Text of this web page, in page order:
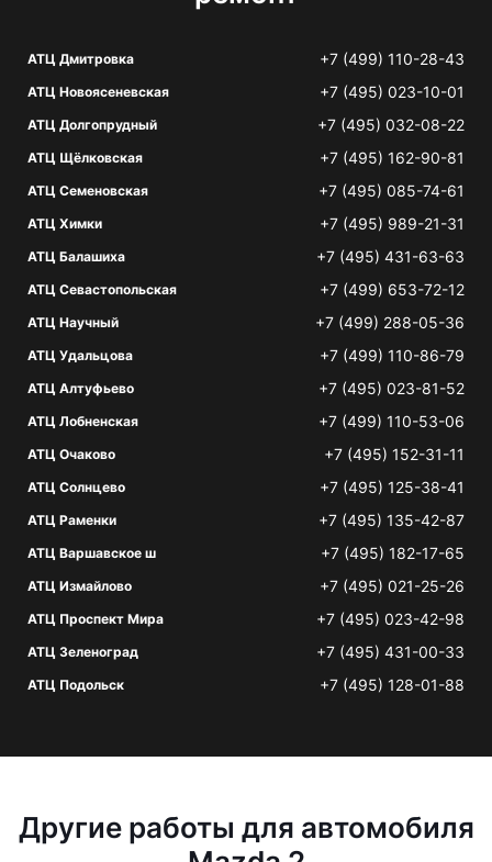
АТЦ Дмитровка +7 (499) 110-28-43
АТЦ Новоясеневская +7 (495) 023-10-01
АТЦ Долгопрудный +7 (495) 032-08-22
АТЦ Щёлковская +7 (495) 162-90-81
АТЦ Семеновская +7 (495) 085-74-61
АТЦ Химки +7 (495) 989-21-31
АТЦ Балашиха +7 (495) 431-63-63
АТЦ Севастопольская +7 (499) 653-72-12
АТЦ Научный +7 (499) 288-05-36
АТЦ Удальцова +7 (499) 110-86-79
АТЦ Алтуфьево +7 (495) 023-81-52
АТЦ Лобненская +7 (499) 110-53-06
АТЦ Очаково +7 (495) 152-31-11
АТЦ Солнцево +7 (495) 125-38-41
АТЦ Раменки +7 (495) 135-42-87
АТЦ Варшавское ш +7 (495) 182-17-65
АТЦ Измайлово +7 (495) 021-25-26
АТЦ Проспект Мира +7 (495) 023-42-98
АТЦ Зеленоград +7 (495) 431-00-33
АТЦ Подольск +7 (495) 128-01-88
Другие работы для автомобиля